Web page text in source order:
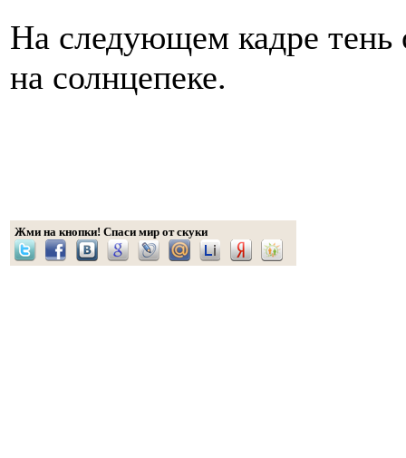
На следующем кадре тень
на солнцепеке.
Жми на кнопки! Спаси мир от скуки